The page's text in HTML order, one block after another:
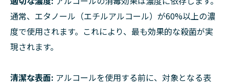
通常、エタノール（エチルアルコール）が60%以上の濃
度で使用されます。これにより、最も効果的な殺菌が実
現されます。
清潔な表面: アルコールを使用する前に、対象となる表